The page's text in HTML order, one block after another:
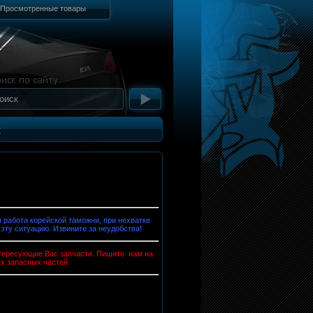
Просмотренные товары
корейской таможни, при нехватке
ситуацию. Извините за неудобства!
Вас запчасти. Пишите нам на
запасных частей.